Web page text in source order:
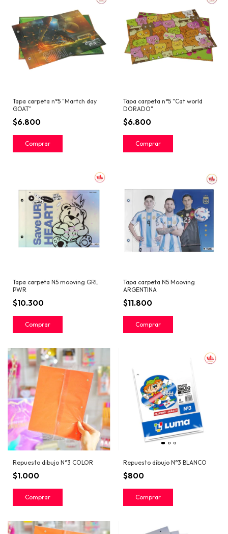
Tapa carpeta n°5 "Martch day
GOAT"
$6.800
Tapa carpeta n°5 "Cat world
DORADO"
$6.800
Tapa carpeta N5 mooving GRL
PWR
$10.300
Tapa carpeta N5 Mooving
ARGENTINA
$11.800
Repuesto dibujo N°3 COLOR
$1.000
Repuesto dibujo N°3 BLANCO
$800